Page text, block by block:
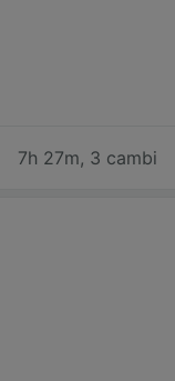
7h 27m, 3 cambi